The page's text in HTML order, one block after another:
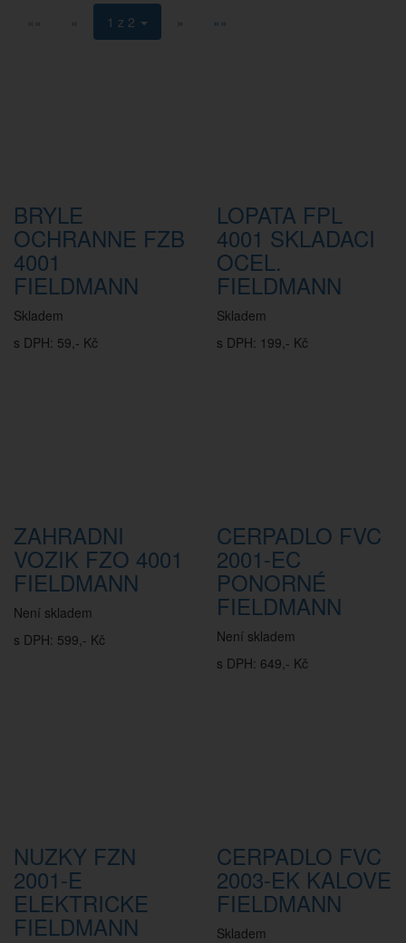
«« « 1 z 2 » »»
BRYLE
OCHRANNE FZB
4001
FIELDMANN
Skladem
s DPH: 59,- Kč
LOPATA FPL
4001 SKLADACI
OCEL.
FIELDMANN
Skladem
s DPH: 199,- Kč
ZAHRADNI
VOZIK FZO 4001
FIELDMANN
Není skladem
s DPH: 599,- Kč
CERPADLO FVC
2001-EC
PONORNÉ
FIELDMANN
Není skladem
s DPH: 649,- Kč
NUZKY FZN
2001-E
ELEKTRICKE
FIELDMANN
CERPADLO FVC
2003-EK KALOVE
FIELDMANN
Skladem